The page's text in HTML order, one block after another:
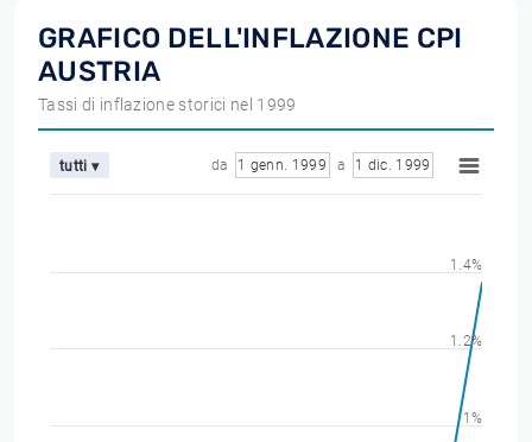
GRAFICO DELL'INFLAZIONE CPI
AUSTRIA
Tassi di inflazione storici nel 1999
tutti ▾ da 1 genn. 1999 a 1 dic. 1999
1%
1.2%
1.4%